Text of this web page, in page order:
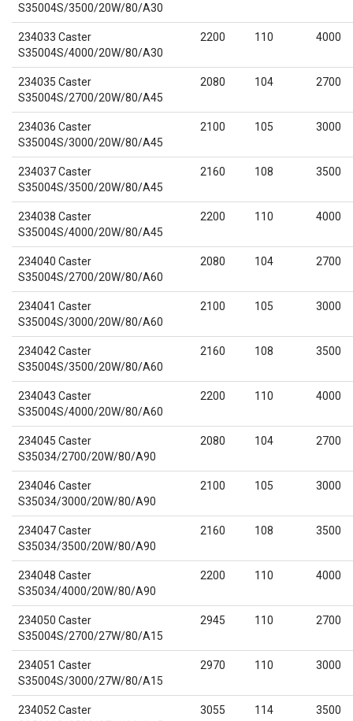
S35004S/3500/20W/80/A30
234033 Caster
S35004S/4000/20W/80/A30
2200 110 4000
234035 Caster
S35004S/2700/20W/80/A45
2080 104 2700
234036 Caster
S35004S/3000/20W/80/A45
2100 105 3000
234037 Caster
S35004S/3500/20W/80/A45
2160 108 3500
234038 Caster
S35004S/4000/20W/80/A45
2200 110 4000
234040 Caster
S35004S/2700/20W/80/A60
2080 104 2700
234041 Caster
S35004S/3000/20W/80/A60
2100 105 3000
234042 Caster
S35004S/3500/20W/80/A60
2160 108 3500
234043 Caster
S35004S/4000/20W/80/A60
2200 110 4000
234045 Caster
S35034/2700/20W/80/A90
2080 104 2700
234046 Caster
S35034/3000/20W/80/A90
2100 105 3000
234047 Caster
S35034/3500/20W/80/A90
2160 108 3500
234048 Caster
S35034/4000/20W/80/A90
2200 110 4000
234050 Caster
S35004S/2700/27W/80/A15
2945 110 2700
234051 Caster
S35004S/3000/27W/80/A15
2970 110 3000
234052 Caster
3055 114 3500